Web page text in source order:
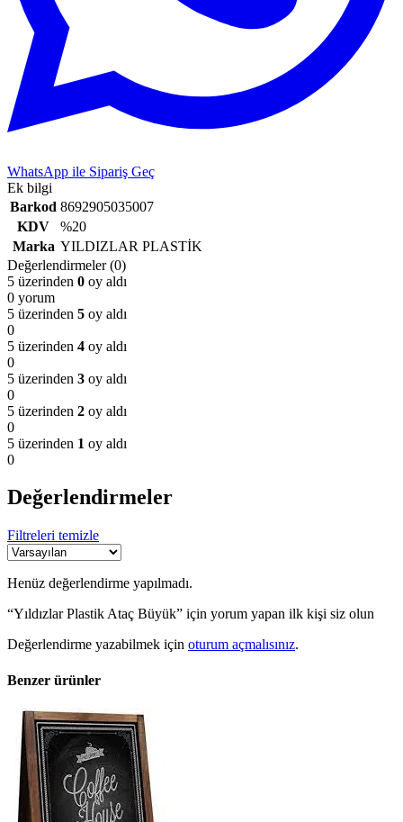
WhatsApp ile Sipariş Geç
Ek bilgi
Barkod 8692905035007
KDV
%20
Marka YILDIZLAR PLASTİK
Değerlendirmeler (0)
5 üzerinden 0 oy aldı
0 yorum
5 üzerinden 5 oy aldı
0
5 üzerinden 4 oy aldı
0
5 üzerinden 3 oy aldı
0
5 üzerinden 2 oy aldı
0
5 üzerinden 1 oy aldı
0
Değerlendirmeler
Filtreleri temizle
Henüz değerlendirme yapılmadı.
“Yıldızlar Plastik Ataç Büyük” için yorum yapan ilk kişi siz olun
Değerlendirme yazabilmek için oturum açmalısınız.
Benzer ürünler